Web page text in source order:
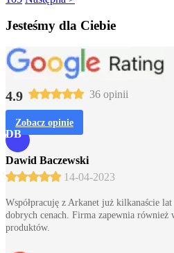
Jesteśmy dla Ciebie
4.9 36 opinii
Zobacz opinie
DB
Dawid Baczewski
14-04-2023
Współpracuję z Arkanet już kilkanaście
dobrych cenach. Firma zapewnia również
produktów.